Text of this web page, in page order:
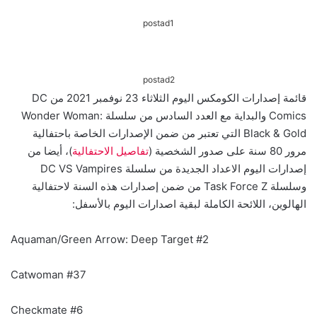
postad1
postad2
قائمة إصدارات الكومكس اليوم الثلاثاء 23 نوفمبر 2021 من DC
Comics والبداية مع العدد السادس من سلسلة Wonder Woman:
Black & Gold التي تعتبر من ضمن الإصدارات الخاصة باحتفالية
مرور 80 سنة على صدور الشخصية (
تفاصيل الاحتفالية)، أيضا من
إصدارات اليوم الاعداد الجديدة من سلسلة DC VS Vampires
وسلسلة Task Force Z من ضمن إصدارات هذه السنة لاحتفالية
الهالوين، اللائحة الكاملة لبقية اصدارات اليوم بالأسفل:
Aquaman/Green Arrow: Deep Target #2
Catwoman #37
Checkmate #6